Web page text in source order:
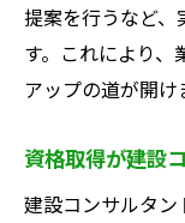
建設コンサ
感できる
地域社
建設コ
影響
提案を行うなど
す。これにより
アップの道が開け
資格取得が建設
建設コンサルタ